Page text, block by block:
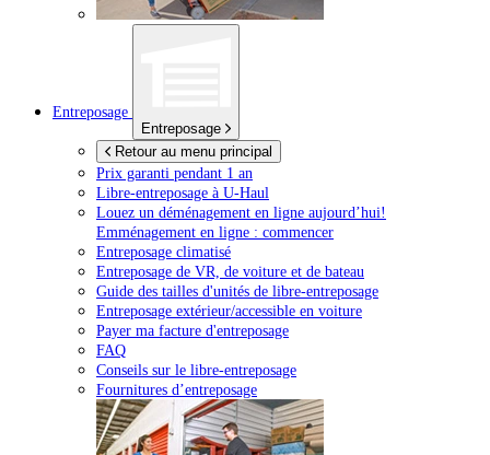
Entreposage
Entreposage
Retour au menu principal
Prix garanti pendant 1 an
Libre-entreposage à U-Haul
Louez un déménagement en ligne aujourd’hui!
Emménagement en ligne : commencer
Entreposage climatisé
Entreposage de VR, de voiture et de bateau
Guide des tailles d'unités de libre-entreposage
Entreposage extérieur/accessible en voiture
Payer ma facture d'entreposage
FAQ
Conseils sur le libre-entreposage
Fournitures d’entreposage